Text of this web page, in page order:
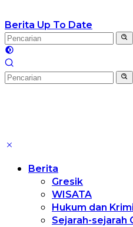
Berita Up To Date
Berita
Gresik
WISATA
Hukum dan
Sejarah-sejarah